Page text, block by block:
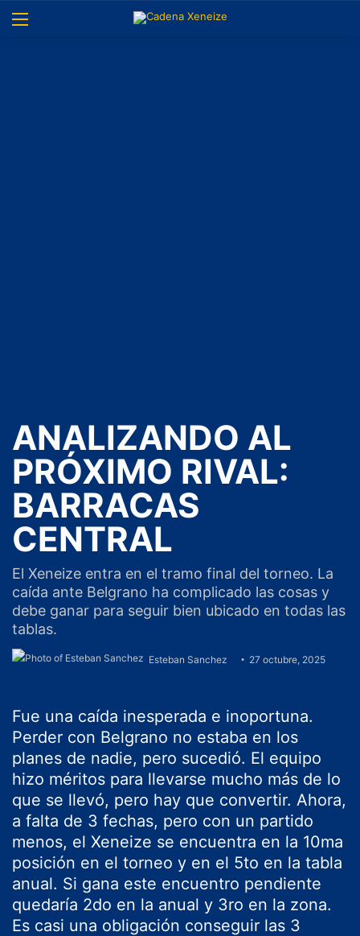
ANALIZANDO AL
PRÓXIMO RIVAL:
BARRACAS
CENTRAL
El Xeneize entra en el tramo final del torneo. La
caída ante Belgrano ha complicado las cosas y
debe ganar para seguir bien ubicado en todas las
tablas.
Esteban Sanchez 27 octubre, 2025
Fue una caída inesperada e inoportuna.
Perder con Belgrano no estaba en los
planes de nadie, pero sucedió. El equipo
hizo méritos para llevarse mucho más de lo
que se llevó, pero hay que convertir. Ahora,
a falta de 3 fechas, pero con un partido
menos, el Xeneize se encuentra en la 10ma
posición en el torneo y en el 5to en la tabla
anual. Si gana este encuentro pendiente
quedaría 2do en la anual y 3ro en la zona.
Es casi una obligación conseguir las 3